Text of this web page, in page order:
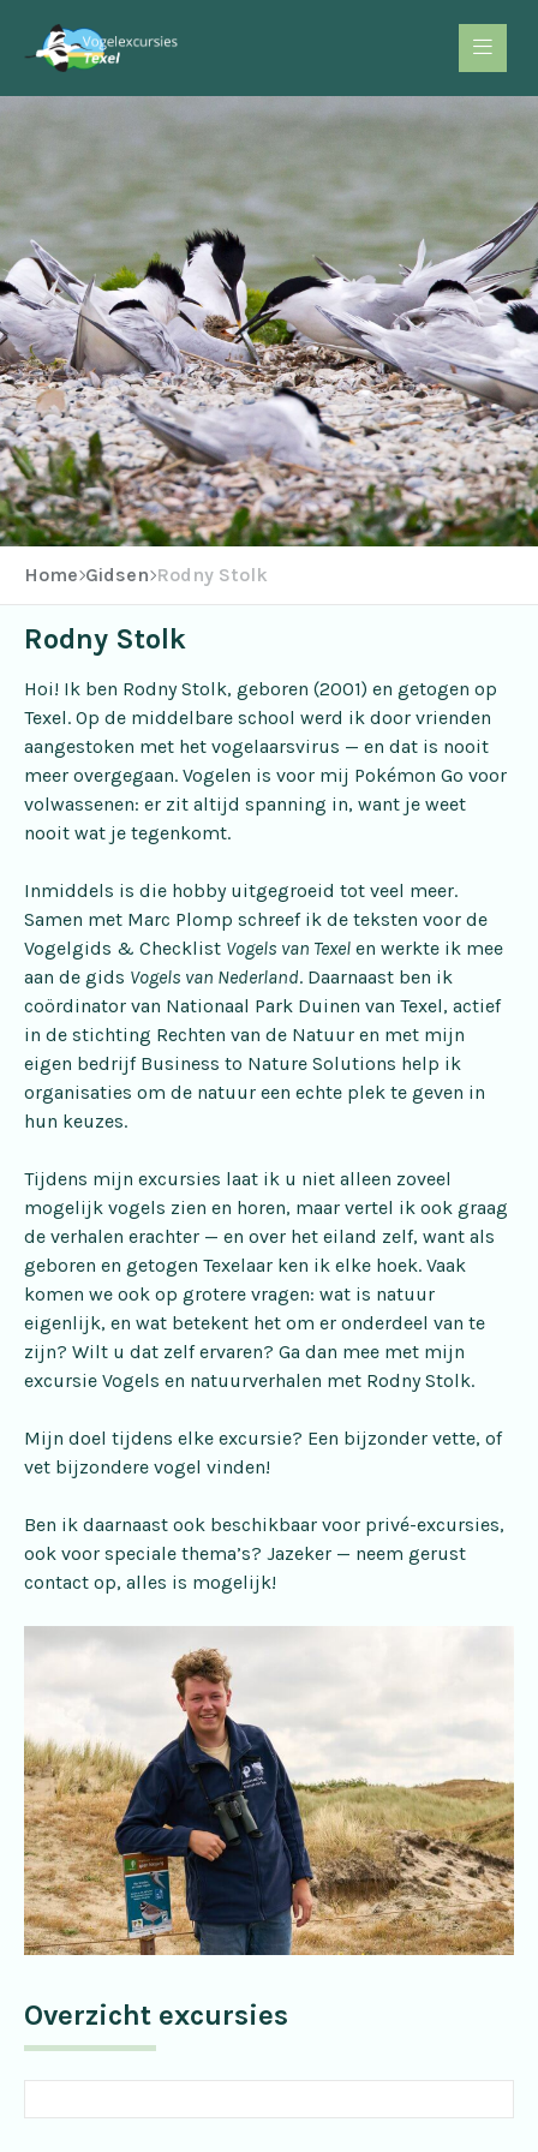
Home Gidsen Rodny Stolk
Rodny Stolk
Hoi! Ik ben Rodny Stolk, geboren (2001) en getogen op
Texel. Op de middelbare school werd ik door vrienden
aangestoken met het vogelaarsvirus — en dat is nooit
meer overgegaan. Vogelen is voor mij Pokémon Go voor
volwassenen: er zit altijd spanning in, want je weet
nooit wat je tegenkomt.
Inmiddels is die hobby uitgegroeid tot veel meer.
Samen met Marc Plomp schreef ik de teksten voor de
Vogelgids & Checklist Vogels van Texel en werkte ik mee
aan de gids Vogels van Nederland. Daarnaast ben ik
coördinator van Nationaal Park Duinen van Texel, actief
in de stichting Rechten van de Natuur en met mijn
eigen bedrijf Business to Nature Solutions help ik
organisaties om de natuur een echte plek te geven in
hun keuzes.
Tijdens mijn excursies laat ik u niet alleen zoveel
mogelijk vogels zien en horen, maar vertel ik ook graag
de verhalen erachter — en over het eiland zelf, want als
geboren en getogen Texelaar ken ik elke hoek. Vaak
komen we ook op grotere vragen: wat is natuur
eigenlijk, en wat betekent het om er onderdeel van te
zijn? Wilt u dat zelf ervaren? Ga dan mee met mijn
excursie Vogels en natuurverhalen met Rodny Stolk.
Mijn doel tijdens elke excursie? Een bijzonder vette, of
vet bijzondere vogel vinden!
Ben ik daarnaast ook beschikbaar voor privé-excursies,
ook voor speciale thema’s? Jazeker — neem gerust
contact op, alles is mogelijk!
Overzicht excursies